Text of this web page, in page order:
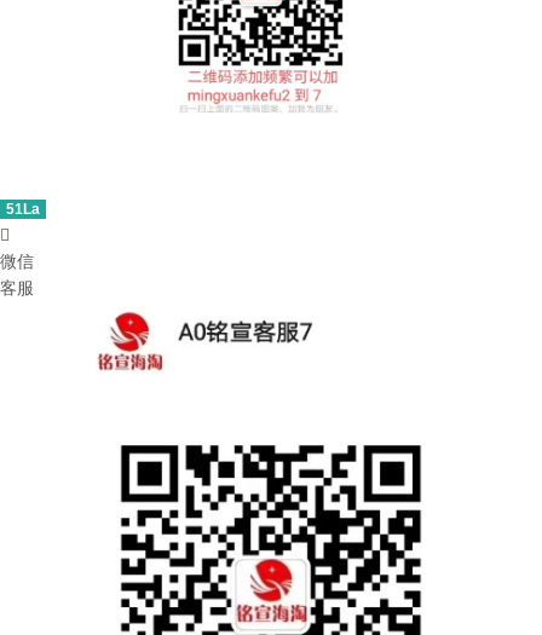
51La

微信
客服